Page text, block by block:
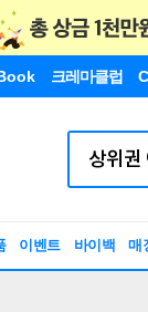
크레마클럽
이벤트 바이백 매